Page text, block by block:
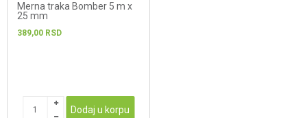
Merna traka Bomber 5 m x
25 mm
389,00 RSD
Dodaj u korpu